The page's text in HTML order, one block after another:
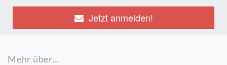
Jetzt anmelden!
Mehr über...